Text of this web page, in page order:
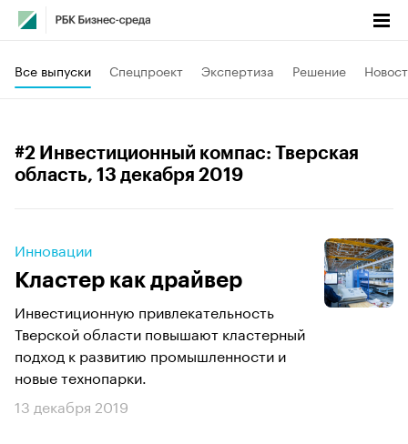
Все выпуски Спецпроект Экспертиза Решение
#2 Инвестиционный компас: Тверская
область, 13 декабря 2019
Инновации
Кластер как драйвер
Инвестиционную привлекательность
Тверской области повышают кластерный
подход к развитию промышленности и
новые технопарки.
13 декабря 2019